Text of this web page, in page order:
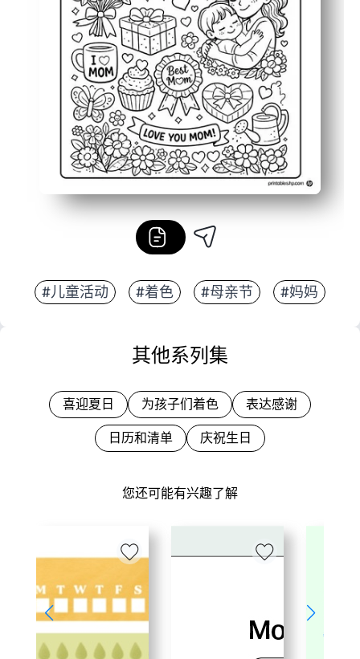
#儿童活动 #着色 #母亲节 #妈妈
您还可能有兴趣了解
其他系列集
喜迎夏日 为孩子们着色 表达感谢
日历和清单 庆祝生日